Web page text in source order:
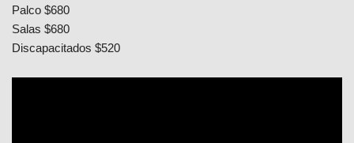
Palco $680
Salas $680
Discapacitados $520